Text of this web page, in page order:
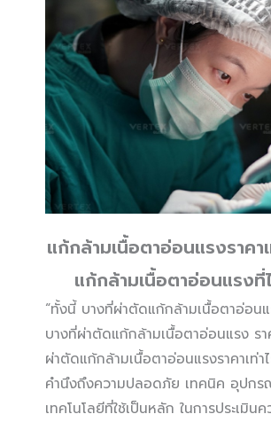
แก้กล้ามเนื้อตาอ่อนแรงราคา
แก้กล้ามเนื้อตาอ่อนแรงที่
“ทั้งนี้ บางที่ผ่าตัดแก้กล้ามเนื้อตาอ่อน
บางที่ผ่าตัดแก้กล้ามเนื้อตาอ่อนแรง ร
ผ่าตัดแก้กล้ามเนื้อตาอ่อนแรงราคาเท่า
คำนึงถึงความปลอดภัย เทคนิค อุปก
เทคโนโลยีที่ใช้เป็นหลัก ในการประเมิน